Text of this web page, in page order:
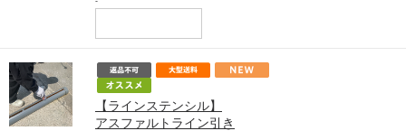
【ラインステンシル】
アスファルトライン引き